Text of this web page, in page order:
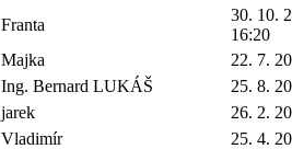
Franta
30. 10.
16:20
Majka
22. 7.
Ing. Bernard LUKÁŠ
25. 8.
jarek
26. 2.
Vladimír
25. 4.